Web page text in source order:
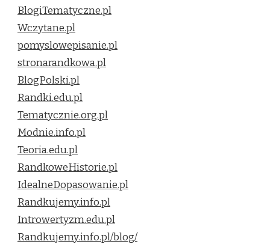
BlogiTematyczne.pl
Wczytane.pl
pomyslowepisanie.pl
stronarandkowa.pl
BlogPolski.pl
Randki.edu.pl
Tematycznie.org.pl
Modnie.info.pl
Teoria.edu.pl
RandkoweHistorie.pl
IdealneDopasowanie.pl
Randkujemy.info.pl
Introwertyzm.edu.pl
Randkujemy.info.pl/blog/